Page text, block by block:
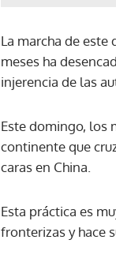
La marcha de
meses ha
injerencia de las
Este domingo, los
continente que
caras en China.
Esta práctica es
fronterizas y hace